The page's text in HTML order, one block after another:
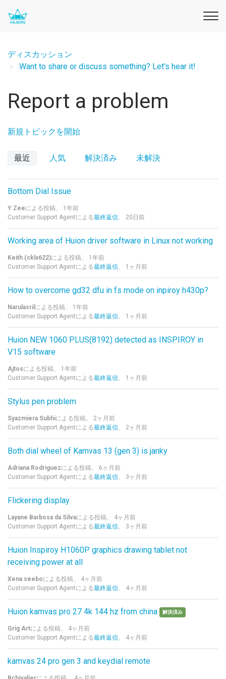
ディスカッション
Want to share or discuss something? Let's hear it!
Report a problem
新規トピックを開始
最近 人気 解決済み 未解決
Bottom Dial Issue
Y Zeeによる投稿、 1年前
Customer Support Agentによる最終返信、 20日前
Working area of Huion driver software in Linux not working
Keith (cklx622)による投稿、 1年前
Customer Support Agentによる最終返信、 1ヶ月前
How to overcome gd32 dfu in fs mode on inpiroy h430p?
Narulasril による投稿、 1年前
Customer Support Agentによる最終返信、 1ヶ月前
Huion NEW 1060 PLUS(8192) detected as INSPIROY in
V15 software
Ajtosによる投稿、 1年前
Customer Support Agentによる最終返信、 1ヶ月前
Stylus pen problem
Syazmiera Subhiによる投稿、 2ヶ月前
Customer Support Agentによる最終返信、 2ヶ月前
Both dial wheel of Kamvas 13 (gen 3) is janky
Adriana Rodriguezによる投稿、 6ヶ月前
Customer Support Agentによる最終返信、 3ヶ月前
Flickering display
Layane Barbosa da Silvaによる投稿、 4ヶ月前
Customer Support Agentによる最終返信、 3ヶ月前
Huion Inspiroy H1060P graphics drawing tablet not
receiving power at all
Xena seeboによる投稿、 4ヶ月前
Customer Support Agentによる最終返信、 4ヶ月前
Huion kamvas pro 27 4k 144 hz from china 解決済み
Grig Artによる投稿、 4ヶ月前
Customer Support Agentによる最終返信、 4ヶ月前
kamvas 24 pro gen 3 and keydial remote